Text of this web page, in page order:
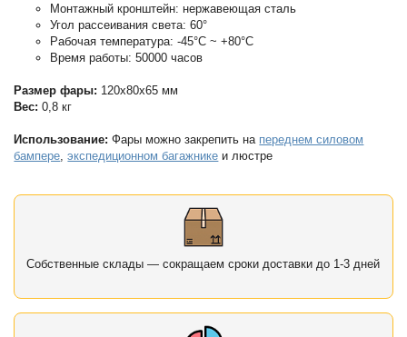
Монтажный кронштейн: нержавеющая сталь
Угол рассеивания света: 60°
Рабочая температура: -45°С ~ +80°С
Время работы: 50000 часов
Размер фары: 120х80х65 мм
Вес: 0,8 кг
Использование: Фары можно закрепить на переднем силовом
бампере ,экспедиционном багажнике и люстре
Собственные склады — сокращаем сроки доставки до 1-3 дней